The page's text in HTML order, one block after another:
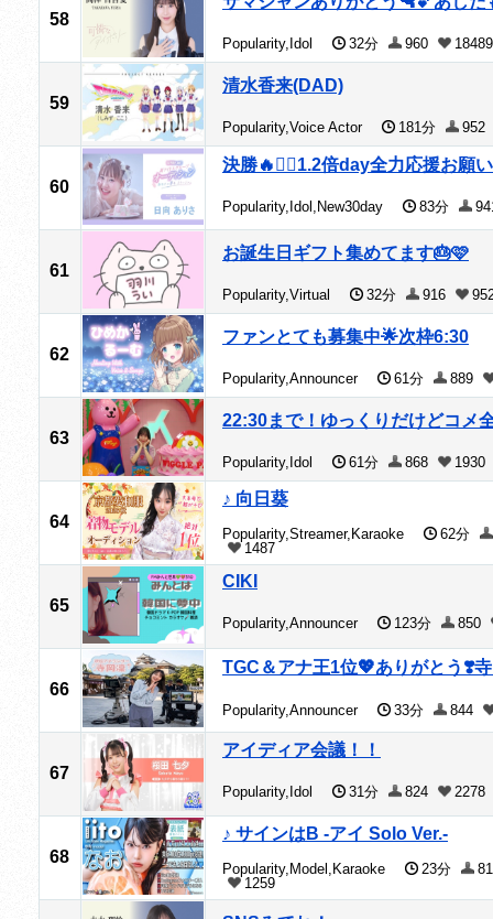
58
Popularity,Idol 32分 960 18489
59
清水香来(DAD)
Popularity,Voice Actor 181分 952
60
決勝🔥❤️‍🔥1.2倍day全力応援お願
Popularity,Idol,New30day 83分
61
お誕生日ギフト集めてます🎂🩷
Popularity,Virtual 32分 916
62
ファンとても募集中🌟次枠6:30
Popularity,Announcer 61分 889
63
22:30まで！ゆっくりだけどコメ
Popularity,Idol 61分 868 1930
64
♪ 向日葵
Popularity,Streamer,Karaoke
62分
1487
65
CIKI
Popularity,Announcer 123分 850
66
TGC＆アナ王1位💖ありがとう❣️
Popularity,Announcer 33分 844
67
アイディア会議！！
Popularity,Idol 31分 824 2278
68
♪ サインはB -アイ Solo Ver.-
Popularity,Model,Karaoke 23分
1259